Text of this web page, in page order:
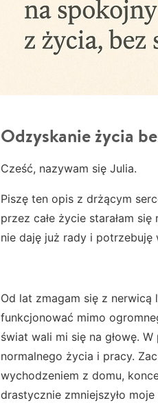
Odzyskanie życia
Cześć, nazywam się Julia.
Piszę ten opis z drżącym
przez całe życie starałam
nie daję już rady i
Od lat zmagam się z nerwicą
funkcjonować mimo
świat wali mi się na głowę.
normalnego życia i pracy.
wychodzeniem z domu,
drastycznie zmniejszyło